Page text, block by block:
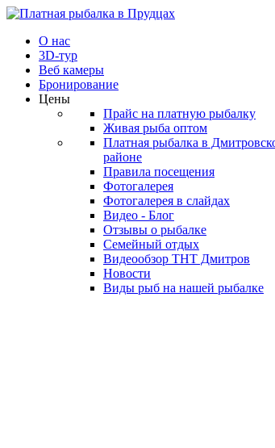
О нас
3D-тур
Веб камеры
Бронирование
Цены
Прайс на платную рыбалку
Живая рыба оптом
Платная рыбалка в
районе
Правила посещения
Фотогалерея
Фотогалерея в слайдах
Видео - Блог
Отзывы о рыбалке
Семейный отдых
Видеообзор ТНТ Дмитров
Новости
Виды рыб на нашей рыбалке